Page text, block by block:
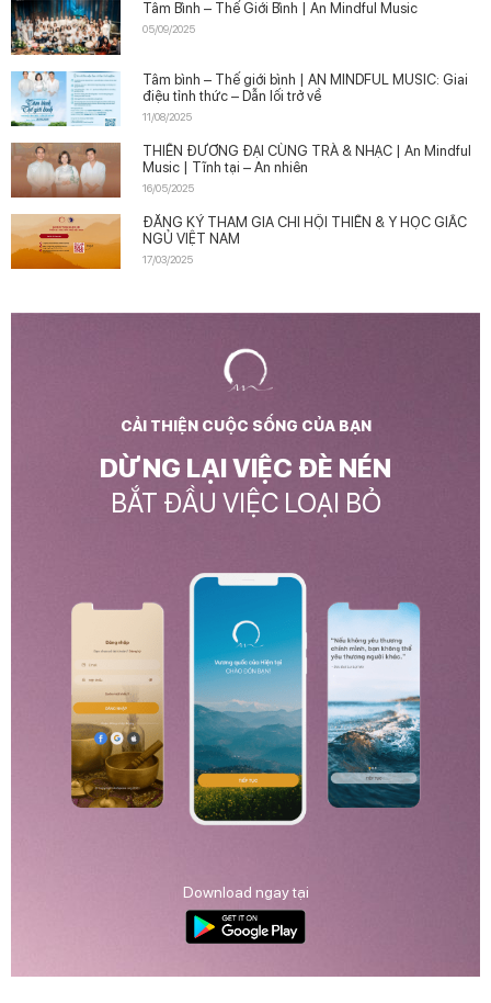
Tâm Bình – Thế Giới Bình | An Mindful Music
05/09/2025
Tâm bình – Thế giới bình | AN MINDFUL MUSIC: Giai
điệu tỉnh thức – Dẫn lối trở về
11/08/2025
THIỀN ĐƯƠNG ĐẠI CÙNG TRÀ & NHẠC | An Mindful
Music | Tĩnh tại – An nhiên
16/05/2025
ĐĂNG KÝ THAM GIA CHI HỘI THIỀN & Y HỌC GIẤC
NGỦ VIỆT NAM
17/03/2025
CẢI THIỆN CUỘC SỐNG CỦA BẠN
DỪNG LẠI VIỆC ĐÈ NÉN
BẮT ĐẦU VIỆC LOẠI BỎ
Download ngay tại